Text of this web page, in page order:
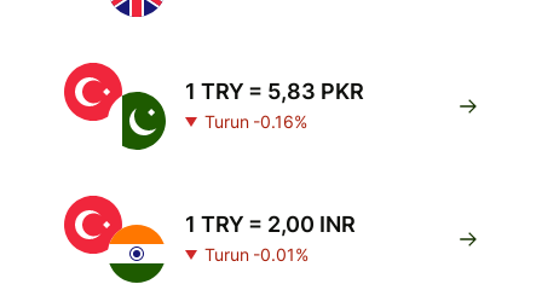
1 TRY = 5,83 PKR
Turun -0.16%
1 TRY = 2,00 INR
Turun -0.01%